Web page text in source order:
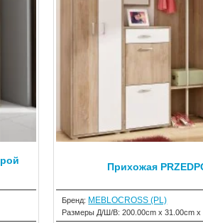
Бренд: MEBLOCROSS (PL)
Размеры Д/Ш/В: 200.00cm x 31.00cm x
Прихожая